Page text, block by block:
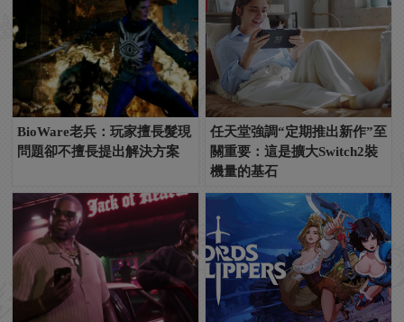
BioWare老兵：玩家擅長髮現
問題卻不擅長提出解決方案
任天堂強調“定期推出新作”至
關重要：這是擴大Switch2裝
機量的基石